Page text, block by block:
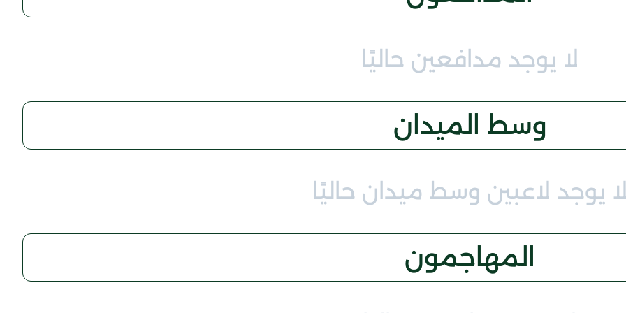
لا يوجد مدافعين حاليًا
وسط الميدان
يوجد لاعبين وسط ميدان حاليًا
المهاجمون